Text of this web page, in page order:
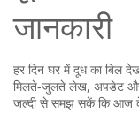
जानकारी
हर दिन घर में दूध का बिल
मिलते‑जुलते लेख, अपडेट
जल्दी से समझ सकें कि आज